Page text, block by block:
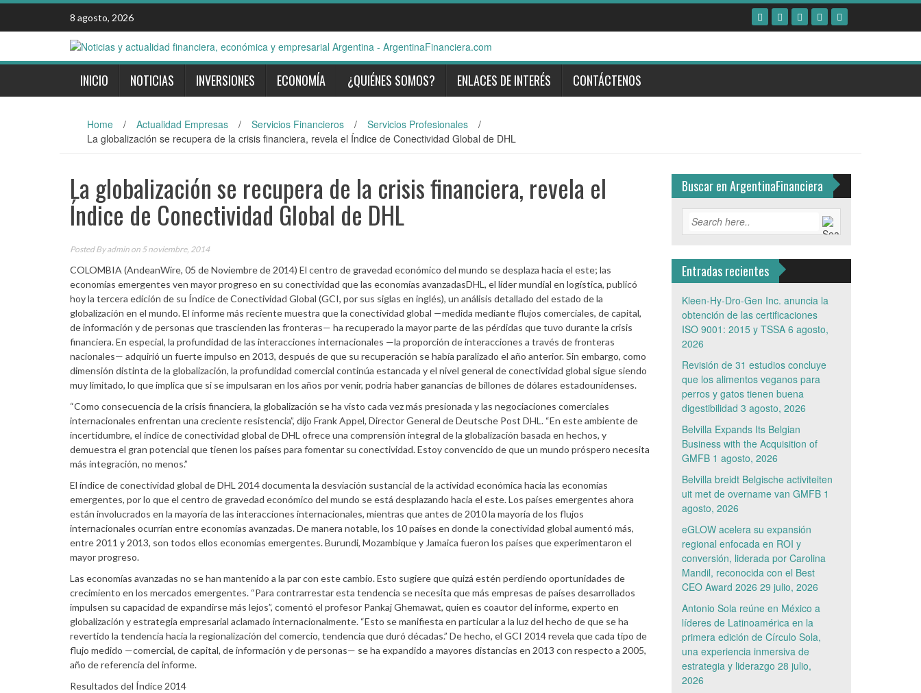
Skip
content
8 agosto, 2026
INICIO NOTICIAS INVERSIONES ECONOMÍA ¿QUIÉNES SOMOS? ENLACES DE INTERÉS CONTÁCTENOS
Home / Actualidad Empresas / Servicios Financieros / Servicios Profesionales
/
La globalización se recupera de la crisis financiera, revela el Índice de Conectividad Global de DHL
La globalización se recupera de la crisis financiera, revela el
Índice de Conectividad Global de DHL
Posted Byadmin on 5 noviembre, 2014
COLOMBIA (AndeanWire, 05 de Noviembre de 2014) El centro de gravedad económico del mundo se desplaza hacia el este; las
economías emergentes ven mayor progreso en su conectividad que las economías avanzadasDHL, el líder mundial en logística, publicó
hoy la tercera edición de su Índice de Conectividad Global (GCI, por sus siglas en inglés), un análisis detallado del estado de la
globalización en el mundo. El informe más reciente muestra que la conectividad global —medida mediante flujos comerciales, de capital,
de información y de personas que trascienden las fronteras— ha recuperado la mayor parte de las pérdidas que tuvo durante la crisis
financiera. En especial, la profundidad de las interacciones internacionales —la proporción de interacciones a través de fronteras
nacionales— adquirió un fuerte impulso en 2013, después de que su recuperación se había paralizado el año anterior. Sin embargo, como
dimensión distinta de la globalización, la profundidad comercial continúa estancada y el nivel general de conectividad global sigue siendo
muy limitado, lo que implica que si se impulsaran en los años por venir, podría haber ganancias de billones de dólares estadounidenses.
“Como consecuencia de la crisis financiera, la globalización se ha visto cada vez más presionada y las negociaciones comerciales
internacionales enfrentan una creciente resistencia”, dijo Frank Appel, Director General de Deutsche Post DHL. “En este ambiente de
incertidumbre, el índice de conectividad global de DHL ofrece una comprensión integral de la globalización basada en hechos, y
demuestra el gran potencial que tienen los países para fomentar su conectividad. Estoy convencido de que un mundo próspero necesita
más integración, no menos.”
El índice de conectividad global de DHL 2014 documenta la desviación sustancial de la actividad económica hacia las economías
emergentes, por lo que el centro de gravedad económico del mundo se está desplazando hacia el este. Los países emergentes ahora
están involucrados en la mayoría de las interacciones internacionales, mientras que antes de 2010 la mayoría de los flujos
internacionales ocurrían entre economías avanzadas. De manera notable, los 10 países en donde la conectividad global aumentó más,
entre 2011 y 2013, son todos ellos economías emergentes. Burundi, Mozambique y Jamaica fueron los países que experimentaron el
mayor progreso.
Las economías avanzadas no se han mantenido a la par con este cambio. Esto sugiere que quizá estén perdiendo oportunidades de
crecimiento en los mercados emergentes. “Para contrarrestar esta tendencia se necesita que más empresas de países desarrollados
impulsen su capacidad de expandirse más lejos”, comentó el profesor Pankaj Ghemawat, quien es coautor del informe, experto en
globalización y estrategia empresarial aclamado internacionalmente. “Esto se manifiesta en particular a la luz del hecho de que se ha
revertido la tendencia hacia la regionalización del comercio, tendencia que duró décadas.” De hecho, el GCI 2014 revela que cada tipo de
flujo medido —comercial, de capital, de información y de personas— se ha expandido a mayores distancias en 2013 con respecto a 2005,
año de referencia del informe.
Resultados del Índice 2014
Buscar en ArgentinaFinanciera
Entradas recientes
Kleen-Hy-Dro-Gen Inc. anuncia la
obtención de las certificaciones
ISO 9001: 2015 y TSSA 6 agosto,
2026
Revisión de 31 estudios concluye
que los alimentos veganos para
perros y gatos tienen buena
digestibilidad 3 agosto, 2026
Belvilla Expands Its Belgian
Business with the Acquisition of
GMFB 1 agosto, 2026
Belvilla breidt Belgische activiteiten
uit met de overname van GMFB 1
agosto, 2026
eGLOW acelera su expansión
regional enfocada en ROI y
conversión, liderada por Carolina
Mandil, reconocida con el Best
CEO Award 2026 29 julio, 2026
Antonio Sola reúne en México a
líderes de Latinoamérica en la
primera edición de Círculo Sola,
una experiencia inmersiva de
estrategia y liderazgo 28 julio,
2026